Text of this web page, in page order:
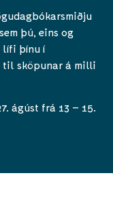
þú, eins og
lífi þínu í
til sköpunar á milli
ágúst frá 13 – 15.